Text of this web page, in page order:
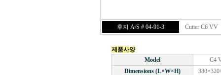
후지 A/S # 04-91-3 Cutter C6 VV
제품사양
Model
C4
Dimensions (L×W×H)